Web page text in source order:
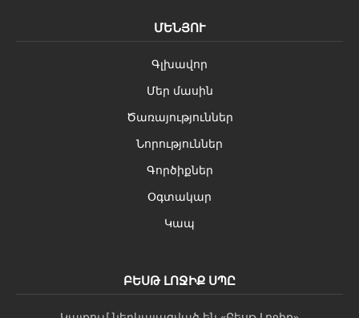
ՄԵՆՅՈՒ
Գլխավոր
Մեր մասին
Ծառայություններ
Նորություններ
Գործիքներ
Օգտակար
Կապ
ԲԵՍԹ ԼՈՋԻՔ ՍՊԸ